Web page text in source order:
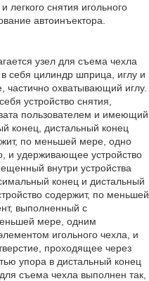
снятия игольного
автоинъектора.
узел для съема чехла
себя цилиндр шприца, иглу и
охватывающий иглу.
устройство снятия,
пользователем и имеющий
конец, дистальный конец
по меньшей мере, одно
и удерживающее устройство
внутри устройства
конец и дистальный
содержит, по меньшей
выполненный с
мере, одним
игольного чехла, и
проходящее через
упора в дистальный конец
съема чехла выполнен так,